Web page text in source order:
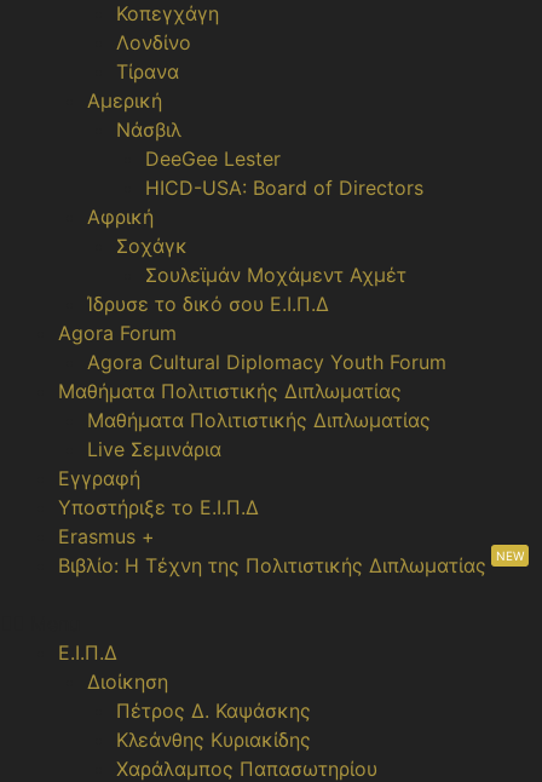
Κοπεγχάγη
Λονδίνο
Τίρανα
Αμερική
Νάσβιλ
DeeGee Lester
HICD-USA: Board of Directors
Αφρική
Σοχάγκ
Σουλεϊμάν Μοχάμεντ Αχμέτ
Ίδρυσε το δικό σου Ε.Ι.Π.Δ
Agora Forum
Agora Cultural Diplomacy Youth Forum
Μαθήματα Πολιτιστικής Διπλωματίας
Μαθήματα Πολιτιστικής Διπλωματίας
Live Σεμινάρια
Εγγραφή
Υποστήριξε το Ε.Ι.Π.Δ
Erasmus +
Βιβλίο: Η Τέχνη της Πολιτιστικής Διπλωματίας
NEW
Ε.Ι.Π.Δ
Διοίκηση
Πέτρος Δ. Καψάσκης
Κλεάνθης Κυριακίδης
Χαράλαμπος Παπασωτηρίου